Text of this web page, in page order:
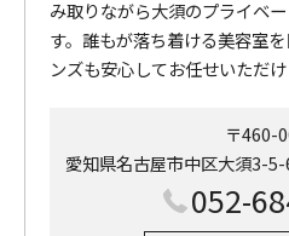
み取りながら大須のプライベ
す。誰もが落ち着ける美容室
ンズも安心してお任せいただけ
〒460-
愛知県名古屋市中区大須3-
052-